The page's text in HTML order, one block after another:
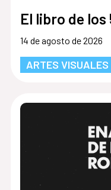
El libro de los
14 de agosto de 2026
ARTES VISUALES